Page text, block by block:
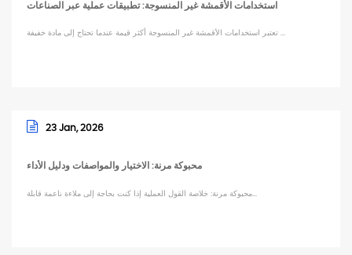
استخدامات الأقمشة غير المنسوجة: تطبيقات عملية عبر الصناعات
تعتبر استخدامات الأقمشة غير المنسوجة أكثر قيمة عندما تحتاج إلى مادة خفيفة ...
23 Jan, 2026
محبوكة مرنة: الاختيار والمواصفات ودليل الأداء
محبوكة مرنة: خلاصة القول العملية إذا كنت بحاجة إلى ملاءة ناعمة قابلة...